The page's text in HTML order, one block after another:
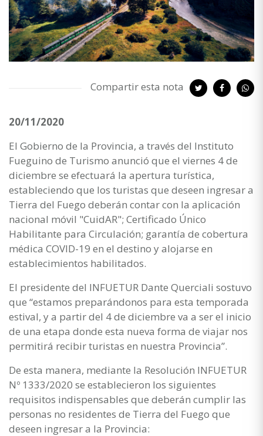
Compartir esta nota
20/11/2020
El Gobierno de la Provincia, a través del Instituto
Fueguino de Turismo anunció que el viernes 4 de
diciembre se efectuará la apertura turística,
estableciendo que los turistas que deseen ingresar a
Tierra del Fuego deberán contar con la aplicación
nacional móvil "CuidAR"; Certificado Único
Habilitante para Circulación; garantía de cobertura
médica COVID-19 en el destino y alojarse en
establecimientos habilitados.
El presidente del INFUETUR Dante Querciali sostuvo
que “estamos preparándonos para esta temporada
estival, y a partir del 4 de diciembre va a ser el inicio
de una etapa donde esta nueva forma de viajar nos
permitirá recibir turistas en nuestra Provincia”.
De esta manera, mediante la Resolución INFUETUR
Nº 1333/2020 se establecieron los siguientes
requisitos indispensables que deberán cumplir las
personas no residentes de Tierra del Fuego que
deseen ingresar a la Provincia: